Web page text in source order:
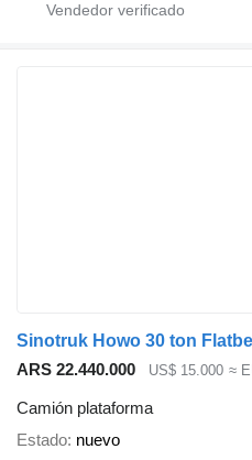
Sinotruk Howo 30 ton
ARS 22.440.000
US$ 15.000 ≈
Camión plataforma
Estado nuevo